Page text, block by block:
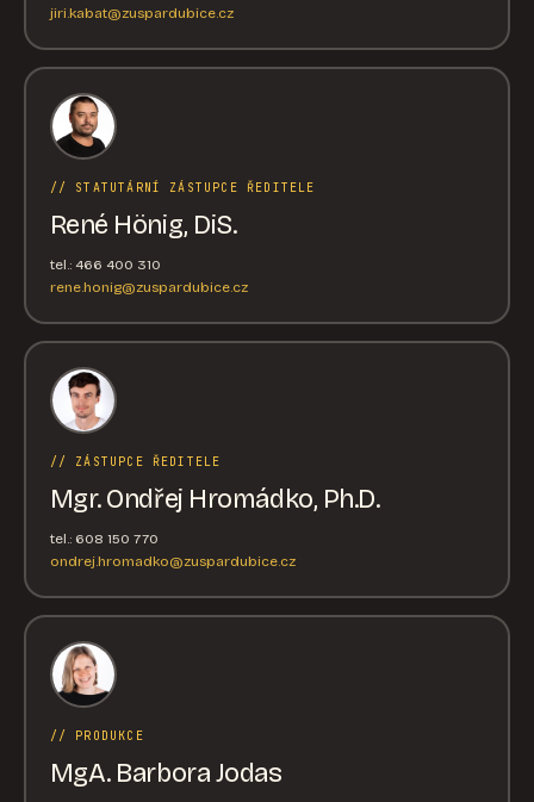
jiri.kabat@zuspardubice.cz
// STATUTÁRNÍ ZÁSTUPCE ŘEDITELE
René Hönig, DiS.
tel.: 466 400 310
rene.honig@zuspardubice.cz
// ZÁSTUPCE ŘEDITELE
Mgr. Ondřej Hromádko, Ph.D.
tel.: 608 150 770
ondrej.hromadko@zuspardubice.cz
// PRODUKCE
MgA. Barbora Jodas